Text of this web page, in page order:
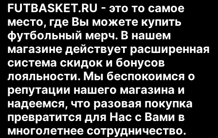
FUTBASKET.RU - это то самое
место, где Вы можете купить
футбольный мерч. В нашем
магазине действует расширенная
система скидок и бонусов
лояльности. Мы беспокоимся о
репутации нашего магазина и
надеемся, что разовая покупка
превратится для Нас с Вами в
многолетнее сотрудничество.